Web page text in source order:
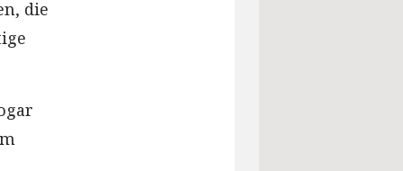
die